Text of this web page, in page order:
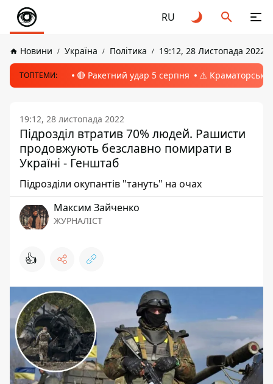
RU
Новини Україна Політика 19:12, 28 Листопада 2022
ТОПТЕМИ: 🔴 Ракетний удар 5 серпня ⚠️ Краматорськ,
19:12, 28 листопада 2022
Підрозділ втратив 70% людей. Рашисти
продовжують безславно помирати в
Україні - Генштаб
Підрозділи окупантів "тануть" на очах
Максим Зайченко
ЖУРНАЛІСТ
👍